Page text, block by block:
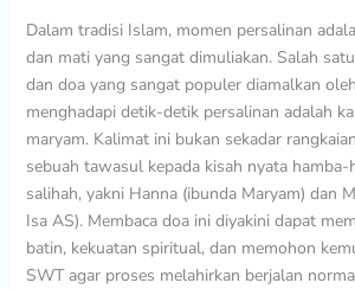
Dalam tradisi Islam, momen persalinan
dan mati yang sangat dimuliakan. Salah
dan doa yang sangat populer diamalkan
menghadapi detik-detik persalinan adalah
maryam. Kalimat ini bukan sekadar
sebuah tawasul kepada kisah nyata
salihah, yakni Hanna (ibunda Maryam) dan
Isa AS). Membaca doa ini diyakini dapat
batin, kekuatan spiritual, dan memohon
SWT agar proses melahirkan berjalan
Melahirkan